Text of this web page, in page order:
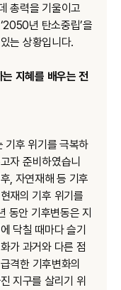
총력을 기울이고
년 탄소중립’을
는 상황입니다.
지혜를 배우는 전
기후 위기를 극복하
자 준비하였습니
, 자연재해 등 기후
재의 기후 위기를
동안 기후변동은 지
닥칠 때마다 슬기
가 과거와 다른 점
격한 기후변화의
지구를 살리기 위